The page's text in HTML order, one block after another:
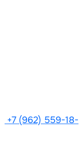
+7 (962) 559-18-